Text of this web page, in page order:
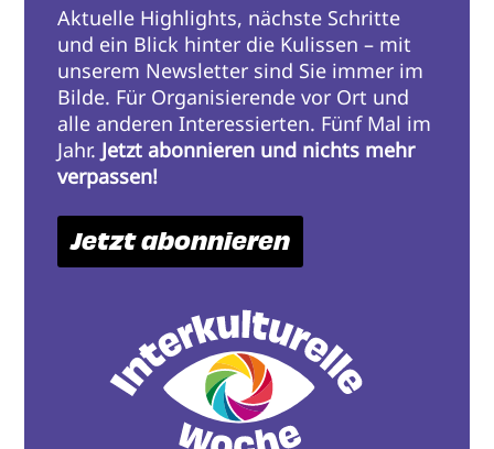
Aktuelle Highlights, nächste Schritte
und ein Blick hinter die Kulissen – mit
unserem Newsletter sind Sie immer im
Bilde. Für Organisierende vor Ort und
alle anderen Interessierten. Fünf Mal im
Jahr. Jetzt abonnieren und nichts mehr
verpassen!
Jetzt abonnieren